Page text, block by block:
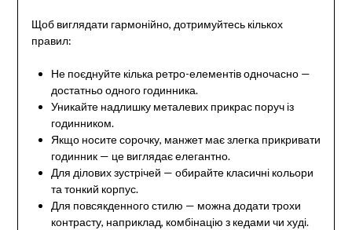
Щоб виглядати гармонійно, дотримуйтесь кількох
правил:
Не поєднуйте кілька ретро-елементів одночасно —
достатньо одного годинника.
Уникайте надлишку металевих прикрас поруч із
годинником.
Якщо носите сорочку, манжет має злегка прикривати
годинник — це виглядає елегантно.
Для ділових зустрічей — обирайте класичні кольори
та тонкий корпус.
Для повсякденного стилю — можна додати трохи
контрасту, наприклад, комбінацію з кедами чи худі.